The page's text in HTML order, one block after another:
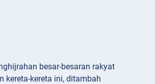
besar-besaran rakyat
kereta-kereta ini, ditambah